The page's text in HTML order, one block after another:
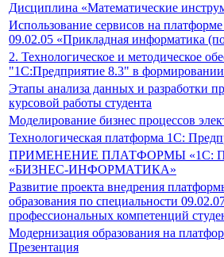
Дисциплина «Математические
Использование сервисов на
09.02.05 «Прикладная информатика
2. Технологическое и методическое
"1С:Предприятие 8.3" в
Этапы анализа данных и разработки
курсовой работы студента
Моделирование бизнес процессов
Технологическая платформа 1С:
ПРИМЕНЕНИЕ ПЛАТФОРМЫ «1С:
«БИЗНЕС-ИНФОРМАТИКА»
Развитие проекта внедрения
образования по специальности
профессиональных компетенций
Модернизация образования на
Презентация